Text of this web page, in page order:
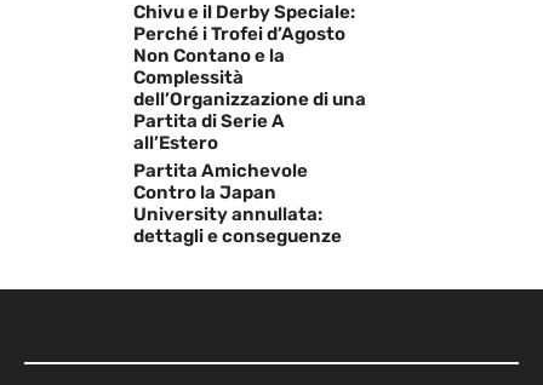
Chivu e il Derby Speciale:
Perché i Trofei d’Agosto
Non Contano e la
Complessità
dell’Organizzazione di una
Partita di Serie A
all’Estero
Partita Amichevole
Contro la Japan
University annullata:
dettagli e conseguenze